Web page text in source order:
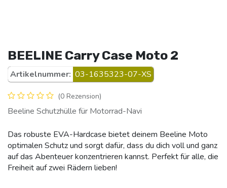
BEELINE Carry Case Moto 2
Artikelnummer: 03-1635323-07-XS
(0 Rezension)
Beeline Schutzhülle für Motorrad-Navi
Das robuste EVA-Hardcase bietet deinem Beeline Moto
optimalen Schutz und sorgt dafür, dass du dich voll und ganz
auf das Abenteuer konzentrieren kannst. Perfekt für alle, die
Freiheit auf zwei Rädern lieben!